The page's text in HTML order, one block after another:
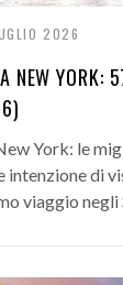
2026
NEW YORK:
York: le
intenzione di
viaggio negli